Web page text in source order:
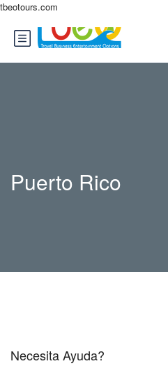
tbeotours.com
Puerto Rico
Necesita Ayuda?